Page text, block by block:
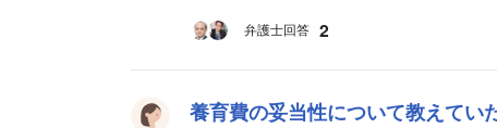
弁護士回答 2
養育費の妥当性について教えてい